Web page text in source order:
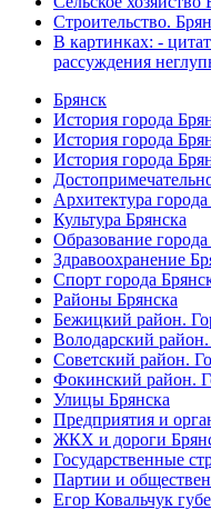
Строительство.
В картинках: -
рассуждения
Брянск
История города
История города
История города
Архитектура
Культура Брянска
Образование города
Здравоохранение
Спорт города
Районы Брянска
Бежицкий район.
Володарский
Советский район.
Фокинский район.
Улицы Брянска
Предприятия и
ЖКХ и дороги
Государственные
Партии и
Егор Ковальчук